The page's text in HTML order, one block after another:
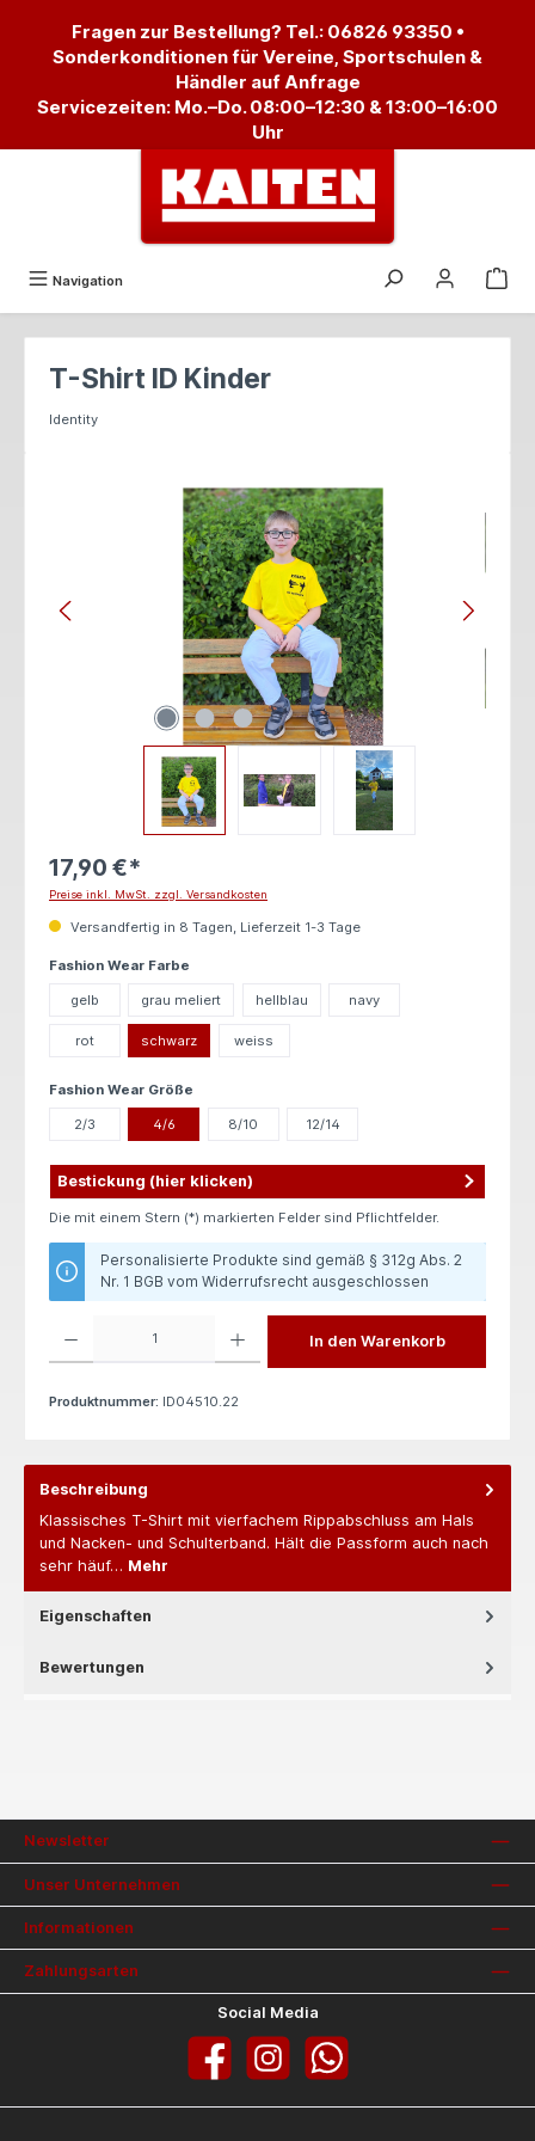
Fragen zur Bestellung? Tel.: 06826 93350 •
Sonderkonditionen für Vereine, Sportschulen &
Händler auf Anfrage
Servicezeiten: Mo.–Do. 08:00–12:30 & 13:00–16:00
Uhr
Navigation
T-Shirt ID Kinder
Identity
Bildergalerie überspringen
17,90 €*
Preise inkl. MwSt. zzgl. Versandkosten
Versandfertig in 8 Tagen, Lieferzeit 1-3 Tage
Fashion Wear Farbe
gelb grau meliert hellblau navy
rot schwarz weiss
Fashion Wear Größe
2/3 4/6 8/10 12/14
Bestickung (hier klicken)
Die mit einem Stern (*) markierten Felder sind Pflichtfelder.
Personalisierte Produkte sind gemäß § 312g Abs. 2
Nr. 1 BGB vom Widerrufsrecht ausgeschlossen
In den Warenkorb
Produktnummer: ID04510.22
Beschreibung
Klassisches T-Shirt mit vierfachem Rippabschluss am Hals
und Nacken- und Schulterband. Hält die Passform auch nach
sehr häuf… Mehr
Eigenschaften
Bewertungen
Newsletter
Unser Unternehmen
Informationen
Zahlungsarten
Social Media
Facebook InstagramWhatsApp